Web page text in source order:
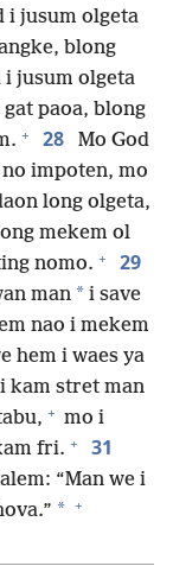
i jusum olgeta
blong
i jusum olgeta
paoa, blong
+ 28
Mo God
impoten, mo
long olgeta,
mekem ol
nomo. + 29
man * i save
nao i mekem
hem i waes ya
kam stret man
+ mo i
fri. + 31
“Man we i
* +